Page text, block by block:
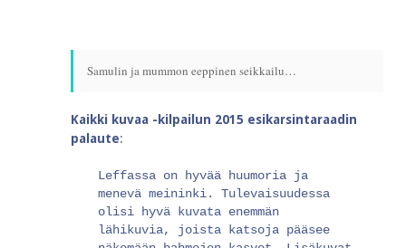
Samulin ja mummon eeppinen seikkailu…
Kaikki kuvaa -kilpailun 2015 esikarsintaraadin
palaute:
Leffassa on hyvää huumoria ja
menevä meininki. Tulevaisuudessa
olisi hyvä kuvata enemmän
lähikuvia, joista katsoja pääsee